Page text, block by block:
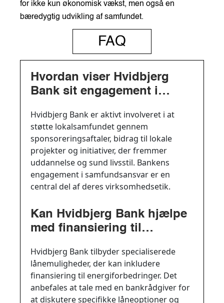
for ikke kun økonomisk vækst, men også en
bæredygtig udvikling af samfundet.
FAQ
Hvordan viser Hvidbjerg
Bank sit engagement i
Hvidbjerg Bank er aktivt involveret i at
støtte lokalsamfundet gennem
sponsoreringsaftaler, bidrag til lokale
projekter og initiativer, der fremmer
uddannelse og sund livsstil. Bankens
engagement i samfundsansvar er en
central del af deres virksomhedsetik.
Kan Hvidbjerg Bank hjælpe
med finansiering til
hjem?
Hvidbjerg Bank tilbyder specialiserede
lånemuligheder, der kan inkludere
finansiering til energiforbedringer. Det
anbefales at tale med en bankrådgiver for
at diskutere specifikke låneoptioner og